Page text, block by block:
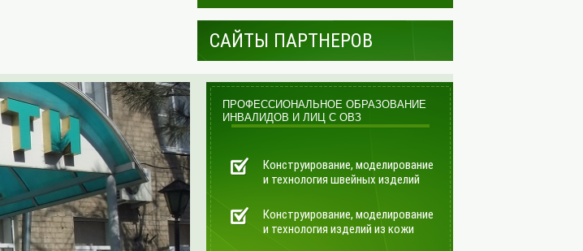
САЙТЫ ПАРТНЕРОВ
ПРОФЕССИОНАЛЬНОЕ ОБРАЗОВАНИЕ
ИНВАЛИДОВ И ЛИЦ С ОВЗ
Конструирование, моделирование
и технология швейных изделий
Конструирование, моделирование
и технология изделий из кожи